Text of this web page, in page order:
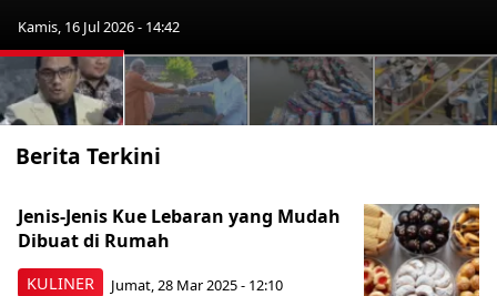
Kamis, 16 Jul 2026 - 14:42
Berita Terkini
KULINER
Jenis-Jenis Kue Lebaran yang Mudah
Dibuat di Rumah
Jumat, 28 Mar 2025 - 12:10